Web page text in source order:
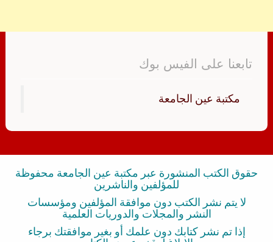
تابعنا على الفيس بوك
‏مكتبة عين الجامعة‏
حقوق الكتب المنشورة عبر مكتبة عين الجامعة محفوظة
للمؤلفين والناشرين
لا يتم نشر الكتب دون موافقة المؤلفين ومؤسسات
النشر والمجلات والدوريات العلمية
إذا تم نشر كتابك دون علمك أو بغير موافقتك برجاء